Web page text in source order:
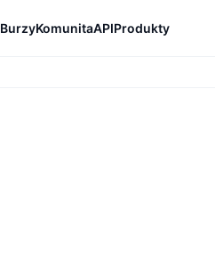
BurzyKomunitaAPIProdukty